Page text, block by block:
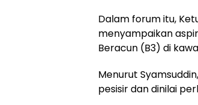
Dalam forum itu,
menyampaikan
Beracun (B3) di
Menurut
pesisir dan dinilai